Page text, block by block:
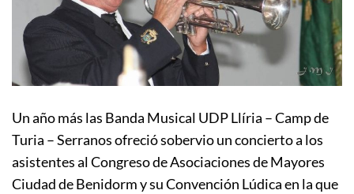
Un año más las Banda Musical UDP Llíria – Camp de
Turia – Serranos ofreció sobervio un concierto a los
asistentes al Congreso de Asociaciones de Mayores
Ciudad de Benidorm y su Convención Lúdica en la que